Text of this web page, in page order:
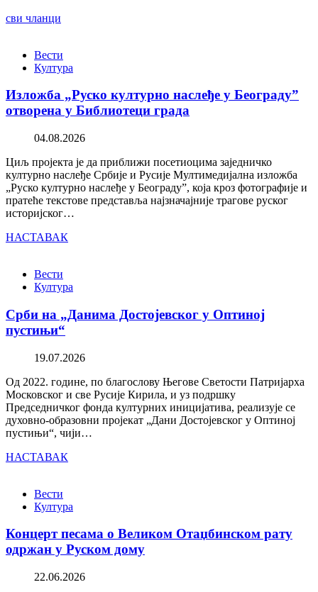
сви чланци
Вести
Култура
Изложба „Руско културно наслеђе у Београду”
отворена у Библиотеци града
04.08.2026
Циљ пројекта је да приближи посетиоцима заједничко
културно наслеђе Србије и Русије Мултимедијална изложба
„Руско културно наслеђе у Београду”, која кроз фотографије и
пратеће текстове представља најзначајније трагове руског
историјског…
НАСТАВАК
Вести
Култура
Срби на „Данима Достојевског у Оптиној
пустињи“
19.07.2026
Од 2022. године, по благослову Његове Светости Патријарха
Московског и све Русије Кирила, и уз подршку
Председничког фонда културних иницијатива, реализује се
духовно-образовни пројекат „Дани Достојевског у Оптиној
пустињи“, чији…
НАСТАВАК
Вести
Култура
Концерт песама о Великом Отаџбинском рату
одржан у Руском дому
22.06.2026